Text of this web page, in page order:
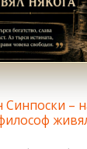
Синпоски –